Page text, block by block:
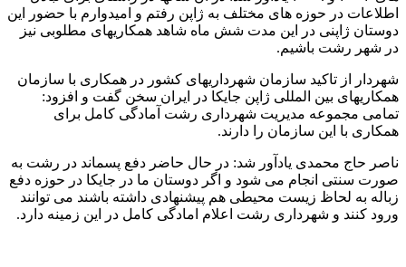
اطلاعات در حوزه های مختلف به ژاپن رفتم و امیدوارم با حضور این
دوستان ژاپنی در این مدت شش ماه شاهد همکاریهای مطلوبی نیز
در شهر رشت باشیم.
شهردار از تاکید سازمان شهرداریهای کشور در همکاری با سازمان
همکاریهای بین المللی ژاپن جایکا در ایران سخن گفت و افزود:
تمامی مجموعه مدیریت شهرداری رشت آمادگی کامل برای
همکاری با این سازمان را دارند.
ناصر حاج محمدی یادآور شد: در حال حاضر دفع پسماند در رشت به
صورت سنتی انجام می شود و اگر دوستان ما در جایکا در حوزه دفع
زباله به لحاظ زیست محیطی هم پیشنهادی داشته باشند می توانند
ورود کنند و شهرداری رشت اعلام امادگی کامل در این زمینه دارد.